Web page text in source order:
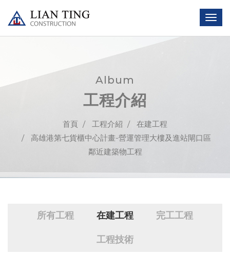
Album
工程介紹
首頁 工程介紹
在建工程
⾼雄港第七貨櫃中⼼計畫-營運管理⼤樓及進站閘⼝區
鄰近建築物⼯程
所有工程 在建工程 完工工程
工程技術